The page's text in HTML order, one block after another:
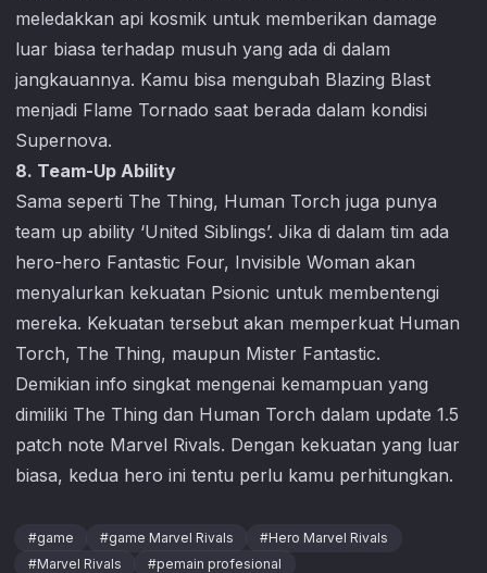
meledakkan api kosmik untuk memberikan damage
luar biasa terhadap musuh yang ada di dalam
jangkauannya. Kamu bisa mengubah Blazing Blast
menjadi Flame Tornado saat berada dalam kondisi
Supernova.
8. Team-Up Ability
Sama seperti The Thing, Human Torch juga punya
team up ability ‘United Siblings’. Jika di dalam tim ada
hero-hero Fantastic Four, Invisible Woman akan
menyalurkan kekuatan Psionic untuk membentengi
mereka. Kekuatan tersebut akan memperkuat Human
Torch, The Thing, maupun Mister Fantastic.
Demikian info singkat mengenai kemampuan yang
dimiliki The Thing dan Human Torch dalam update 1.5
patch note Marvel Rivals. Dengan kekuatan yang luar
biasa, kedua hero ini tentu perlu kamu perhitungkan.
#game #game Marvel Rivals #Hero Marvel Rivals
#Marvel Rivals #pemain profesional